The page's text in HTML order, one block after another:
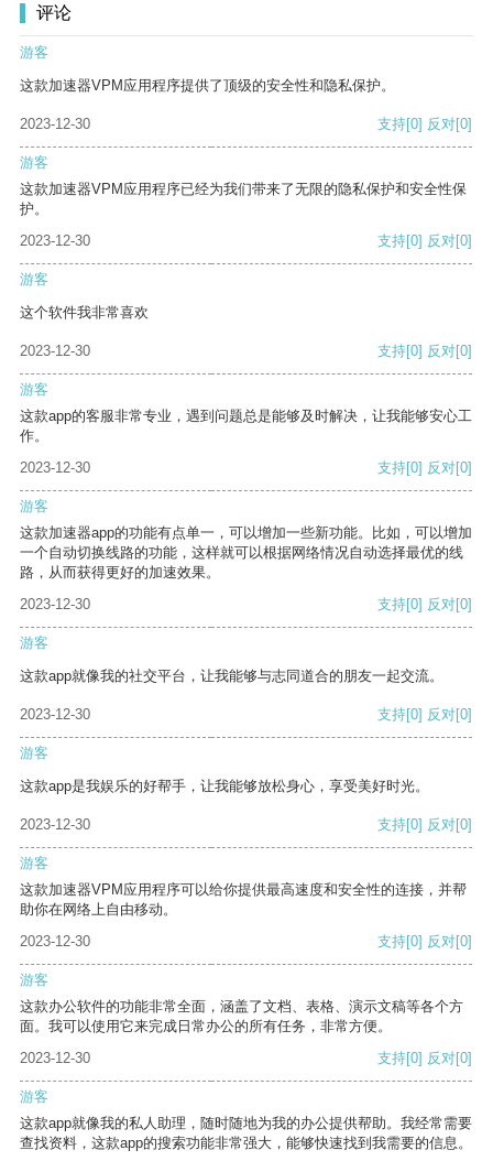
评论
游客
这款加速器VPM应用程序提供了顶级的安全性和隐私保护。
2023-12-30 支持[0] 反对[0]
游客
这款加速器VPM应用程序已经为我们带来了无限的隐私保护和安全性保
护。
2023-12-30
支持[0] 反对[0]
游客
这个软件我非常喜欢
2023-12-30 支持[0] 反对[0]
游客
这款app的客服非常专业，遇到问题总是能够及时解决，让我能够安心工
作。
2023-12-30
支持[0] 反对[0]
游客
这款加速器app的功能有点单一，可以增加一些新功能。比如，可以增加
一个自动切换线路的功能，这样就可以根据网络情况自动选择最优的线
路，从而获得更好的加速效果。
2023-12-30
支持[0] 反对[0]
游客
这款app就像我的社交平台，让我能够与志同道合的朋友一起交流。
2023-12-30 支持[0] 反对[0]
游客
这款app是我娱乐的好帮手，让我能够放松身心，享受美好时光。
2023-12-30 支持[0] 反对[0]
游客
这款加速器VPM应用程序可以给你提供最高速度和安全性的连接，并帮
助你在网络上自由移动。
2023-12-30
支持[0] 反对[0]
游客
这款办公软件的功能非常全面，涵盖了文档、表格、演示文稿等各个方
面。我可以使用它来完成日常办公的所有任务，非常方便。
2023-12-30
支持[0] 反对[0]
游客
这款app就像我的私人助理，随时随地为我的办公提供帮助。我经常需要
查找资料，这款app的搜索功能非常强大，能够快速找到我需要的信息。